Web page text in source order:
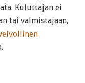
Kuluttajan ei
tai valmistajaan,